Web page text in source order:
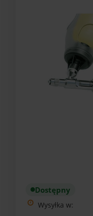
Dostępny
Wysyłka w: